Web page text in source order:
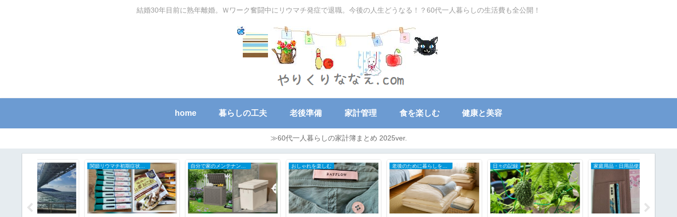
結婚30年目前に熟年離婚。Ｗワーク奮闘中にリウマチ発症で退職。今後の人生どうなる！？60代一人暮らしの生活費も全公開！
home 暮らしの工夫 老後準備 家計管理 食を楽しむ 健康と美容
≫60代一人暮らしの家計簿まとめ 2025ver.
関節リウマチ初期症状と治療の全記録 自分で家のメンテナンスDIY おしゃれを楽しむ 老後のために暮らしを小さく 日々の記録 家庭用品・日用品使用レポ